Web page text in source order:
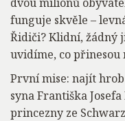
funguje skvěle –
Řidiči? Klidní, žádný
uvidíme, co přinesou
První mise: najít
syna Františka
princezny ze